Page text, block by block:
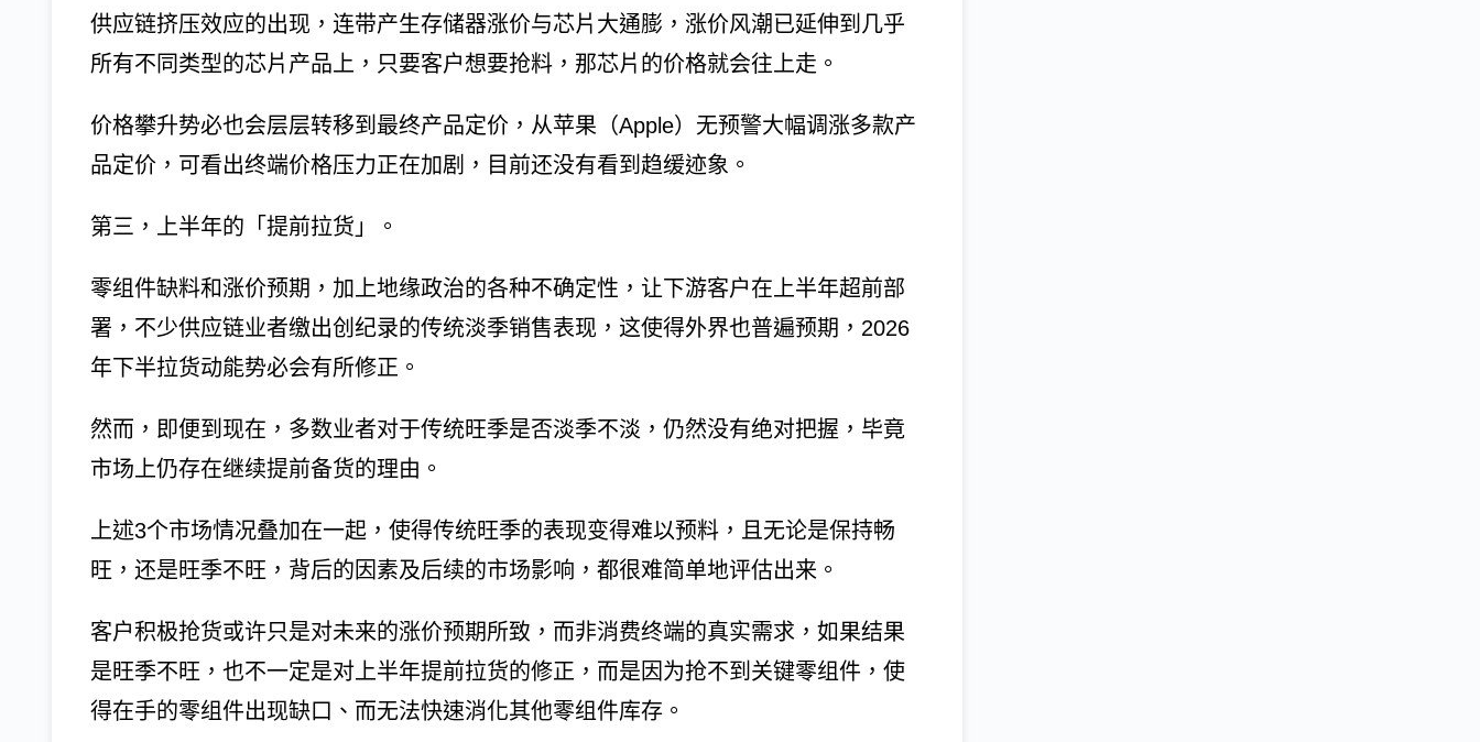
供应链挤压效应的出现，连带产生存储器涨价与芯片大通膨，涨价风潮已延伸到几乎
所有不同类型的芯片产品上，只要客户想要抢料，那芯片的价格就会往上走。
价格攀升势必也会层层转移到最终产品定价，从苹果（Apple）无预警大幅调涨多款产
品定价，可看出终端价格压力正在加剧，目前还没有看到趋缓迹象。
第三，上半年的「提前拉货」。
零组件缺料和涨价预期，加上地缘政治的各种不确定性，让下游客户在上半年超前部
署，不少供应链业者缴出创纪录的传统淡季销售表现，这使得外界也普遍预期，2026
年下半拉货动能势必会有所修正。
然而，即便到现在，多数业者对于传统旺季是否淡季不淡，仍然没有绝对把握，毕竟
市场上仍存在继续提前备货的理由。
上述3个市场情况叠加在一起，使得传统旺季的表现变得难以预料，且无论是保持畅
旺，还是旺季不旺，背后的因素及后续的市场影响，都很难简单地评估出来。
客户积极抢货或许只是对未来的涨价预期所致，而非消费终端的真实需求，如果结果
是旺季不旺，也不一定是对上半年提前拉货的修正，而是因为抢不到关键零组件，使
得在手的零组件出现缺口、而无法快速消化其他零组件库存。